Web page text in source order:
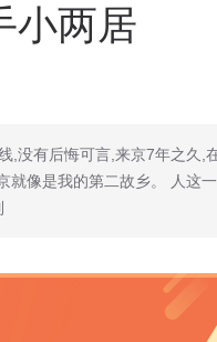
小两居
,没有后悔可言,来京7年之久,
就像是我的第二故乡。 人这